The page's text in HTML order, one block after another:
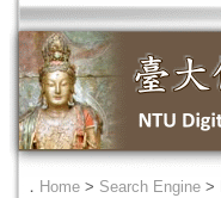
． Home > Search Engine >